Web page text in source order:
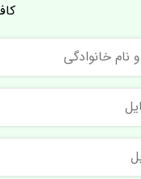
و
نام
خانوادگی
موبایل
ایمیل